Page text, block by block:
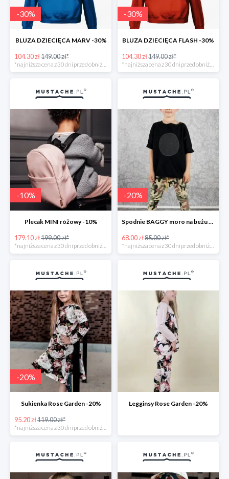
-30%
BLUZA DZIECIĘCA MARV -30%
104.30 zł149.00 zł*
-30%
BLUZA DZIECIĘCA FLASH -30%
104.30 zł149.00 zł*
-10%
Plecak MINI różowy -10%
179.10 zł199.00 zł*
*najniższa cena z 30 dni przed obniżką
-20%
Spodnie BAGGY moro na beżu -20%
68.00 zł85.00 zł*
*najniższa cena z 30 dni przed obniżką
-20%
Sukienka Rose Garden -20%
95.20 zł119.00 zł*
Legginsy Rose Garden -20%